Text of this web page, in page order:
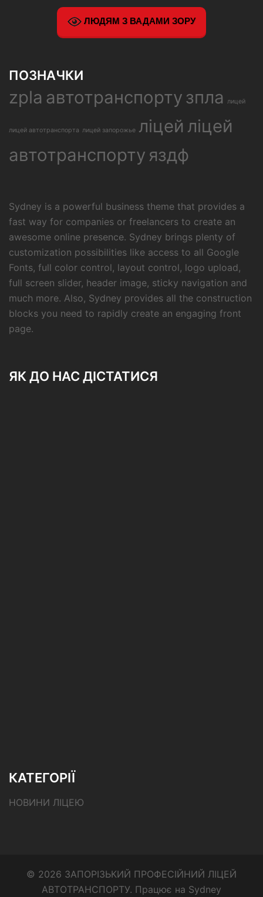
ЛЮДЯМ З ВАДАМИ ЗОРУ
ПОЗНАЧКИ
zpla автотранспорту зпла лицей
лицей автотранспорта лицей запорожье ліцей ліцей
автотранспорту яздф
Sydney is a powerful business theme that provides a
fast way for companies or freelancers to create an
awesome online presence. Sydney brings plenty of
customization possibilities like access to all Google
Fonts, full color control, layout control, logo upload,
full screen slider, header image, sticky navigation and
much more. Also, Sydney provides all the construction
blocks you need to rapidly create an engaging front
page.
ЯК ДО НАС ДІСТАТИСЯ
КАТЕГОРІЇ
НОВИНИ ЛІЦЕЮ
© 2026 ЗАПОРІЗЬКИЙ ПРОФЕСІЙНИЙ ЛІЦЕЙ
АВТОТРАНСПОРТУ. Працює на Sydney